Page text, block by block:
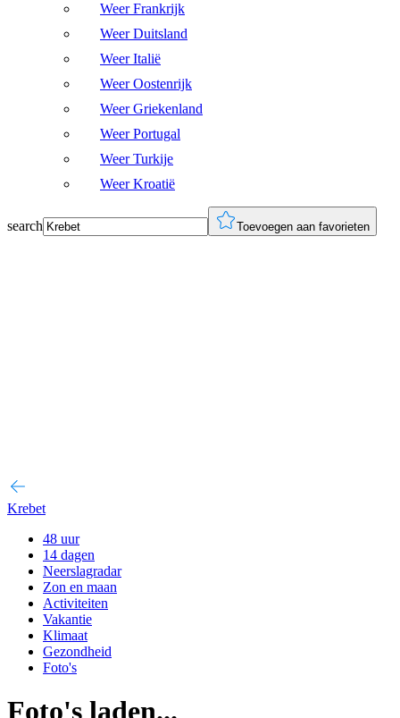
Weer Frankrijk
Weer Duitsland
Weer Italië
Weer Oostenrijk
Weer Griekenland
Weer Portugal
Weer Turkije
Weer Kroatië
search Toevoegen aan favorieten
Krebet
48 uur
14 dagen
Neerslagradar
Zon en maan
Activiteiten
Vakantie
Klimaat
Gezondheid
Foto's
Foto's laden...